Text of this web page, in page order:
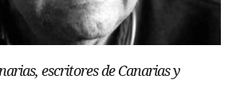
escritores de Canarias y